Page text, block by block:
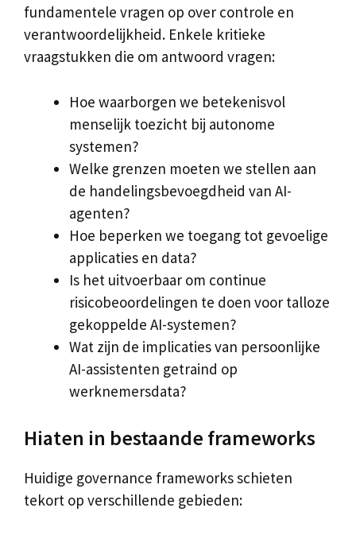
fundamentele vragen op over controle en
verantwoordelijkheid. Enkele kritieke
vraagstukken die om antwoord vragen:
Hoe waarborgen we betekenisvol
menselijk toezicht bij autonome
systemen?
Welke grenzen moeten we stellen aan
de handelingsbevoegdheid van AI-
agenten?
Hoe beperken we toegang tot gevoelige
applicaties en data?
Is het uitvoerbaar om continue
risicobeoordelingen te doen voor talloze
gekoppelde AI-systemen?
Wat zijn de implicaties van persoonlijke
AI-assistenten getraind op
werknemersdata?
Hiaten in bestaande frameworks
Huidige governance frameworks schieten
tekort op verschillende gebieden: